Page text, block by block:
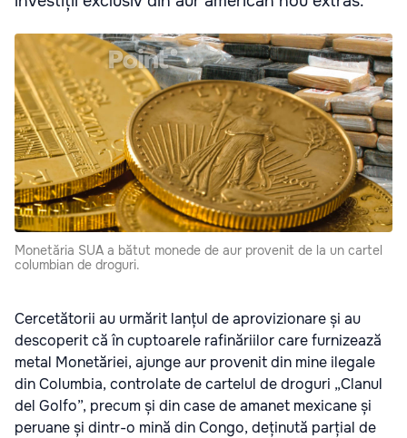
Monetăria SUA a bătut monede de aur provenit de la un cartel
columbian de droguri.
Cercetătorii au urmărit lanțul de aprovizionare și au
descoperit că în cuptoarele rafinăriilor care furnizează
metal Monetăriei, ajunge aur provenit din mine ilegale
din Columbia, controlate de cartelul de droguri „Clanul
del Golfo”, precum și din case de amanet mexicane și
peruane și dintr-o mină din Congo, deținută parțial de